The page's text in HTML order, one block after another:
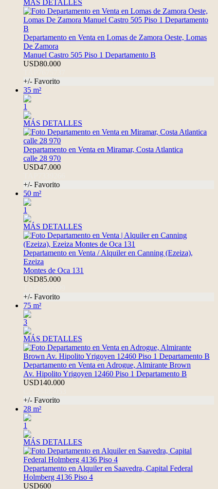
MÁS DETALLES
Departamento en Venta en Lomas de Zamora Oeste, Lomas
De Zamora
Manuel Castro 505 Piso 1 Departamento B
USD80.000
+/- Favorito
35 m²
1
MÁS DETALLES
Departamento en Venta en Miramar, Costa Atlantica
calle 28 970
USD47.000
+/- Favorito
50 m²
1
MÁS DETALLES
Departamento en Venta / Alquiler en Canning (Ezeiza),
Ezeiza
Montes de Oca 131
USD85.000
+/- Favorito
75 m²
3
MÁS DETALLES
Departamento en Venta en Adrogue, Almirante Brown
Av. Hipolito Yrigoyen 12460 Piso 1 Departamento B
USD140.000
+/- Favorito
28 m²
1
MÁS DETALLES
Departamento en Alquiler en Saavedra, Capital Federal
Holmberg 4136 Piso 4
USD600